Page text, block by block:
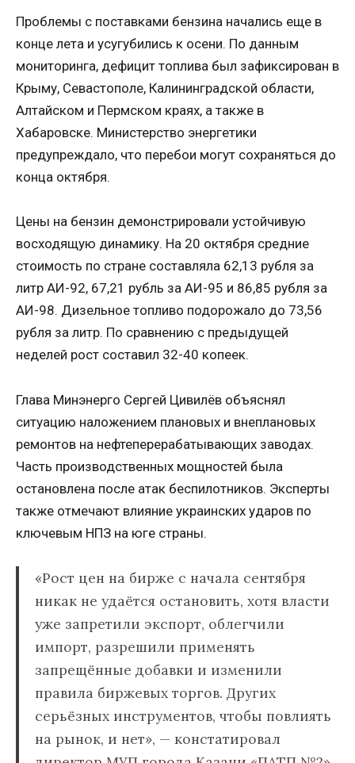
Проблемы с поставками бензина начались еще в
конце лета и усугубились к осени. По данным
мониторинга, дефицит топлива был зафиксирован в
Крыму, Севастополе, Калининградской области,
Алтайском и Пермском краях, а также в
Хабаровске. Министерство энергетики
предупреждало, что перебои могут сохраняться до
конца октября.
Цены на бензин демонстрировали устойчивую
восходящую динамику. На 20 октября средние
стоимость по стране составляла 62,13 рубля за
литр АИ-92, 67,21 рубль за АИ-95 и 86,85 рубля за
АИ-98. Дизельное топливо подорожало до 73,56
рубля за литр. По сравнению с предыдущей
неделей рост составил 32-40 копеек.
Глава Минэнерго Сергей Цивилёв объяснял
ситуацию наложением плановых и внеплановых
ремонтов на нефтеперерабатывающих заводах.
Часть производственных мощностей была
остановлена после атак беспилотников. Эксперты
также отмечают влияние украинских ударов по
ключевым НПЗ на юге страны.
«Рост цен на бирже с начала сентября
никак не удаётся остановить, хотя власти
уже запретили экспорт, облегчили
импорт, разрешили применять
запрещённые добавки и изменили
правила биржевых торгов. Других
серьёзных инструментов, чтобы повлиять
на рынок, и нет», — констатировал